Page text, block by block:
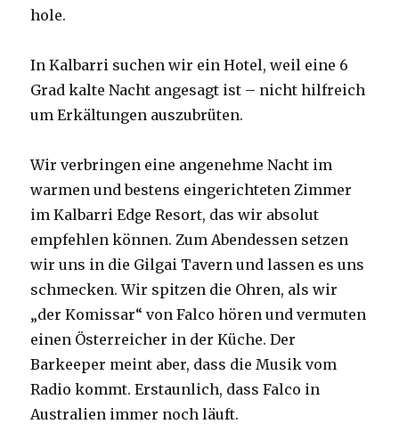
hole.
In Kalbarri suchen wir ein Hotel, weil eine 6
Grad kalte Nacht angesagt ist – nicht hilfreich
um Erkältungen auszubrüten.
Wir verbringen eine angenehme Nacht im
warmen und bestens eingerichteten Zimmer
im Kalbarri Edge Resort, das wir absolut
empfehlen können. Zum Abendessen setzen
wir uns in die Gilgai Tavern und lassen es uns
schmecken. Wir spitzen die Ohren, als wir
„der Komissar“ von Falco hören und vermuten
einen Österreicher in der Küche. Der
Barkeeper meint aber, dass die Musik vom
Radio kommt. Erstaunlich, dass Falco in
Australien immer noch läuft.